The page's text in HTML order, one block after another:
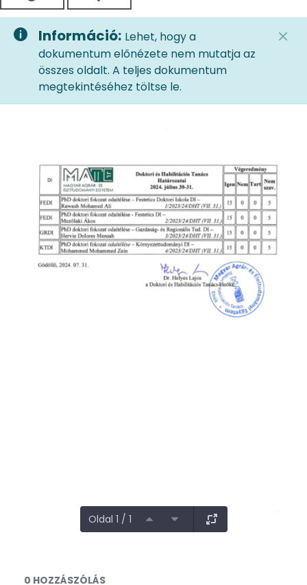
Információ: Lehet, hogy a
dokumentum előnézete nem mutatja az
összes oldalt. A teljes dokumentum
megtekintéséhez töltse le.
Oldal 1 / 1
Dokumentumok és médiafájlok
0 HOZZÁSZÓLÁS